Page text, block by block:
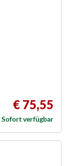
€ 75,55
Sofort verfügbar